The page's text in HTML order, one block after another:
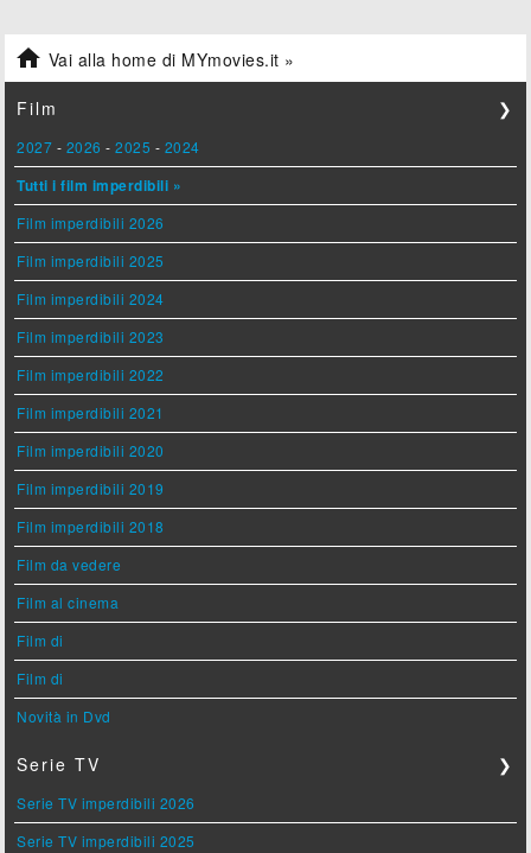
 Vai alla home di MYmovies.it »
Film ❯
2027 - 2026 -2025 - 2024
Tutti i film imperdibili »
Film imperdibili 2026
Film imperdibili 2025
Film imperdibili 2024
Film imperdibili 2023
Film imperdibili 2022
Film imperdibili 2021
Film imperdibili 2020
Film imperdibili 2019
Film imperdibili 2018
Film da vedere
Film al cinema
Film di
Film di
Novità in Dvd
Serie TV ❯
Serie TV imperdibili 2026
Serie TV imperdibili 2025